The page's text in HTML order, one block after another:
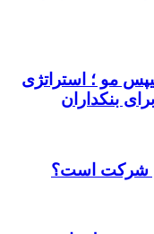
مو ؛ استراتژی
بنکداران
شرکت است؟